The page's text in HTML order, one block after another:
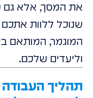
את המסך, אלא גם
שנוכל ללוות
המוגמר, המותאם
וליעדים שלכם.
תהליך